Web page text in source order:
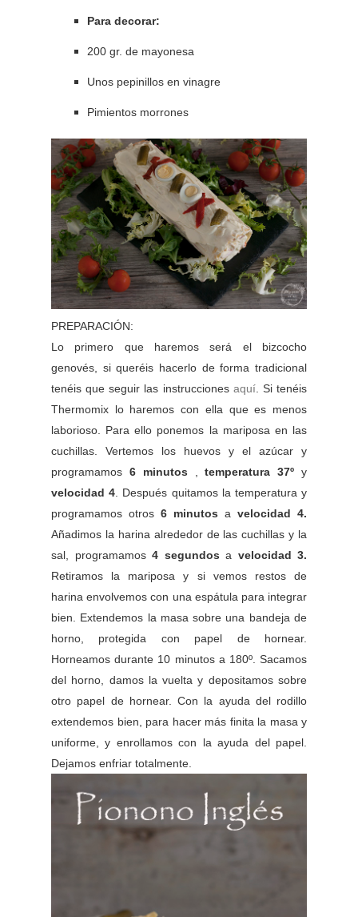
Para decorar:
200 gr. de mayonesa
Unos pepinillos en vinagre
Pimientos morrones
PREPARACIÓN:
Lo primero que haremos será el bizcocho
genovés, si queréis hacerlo de forma tradicional
tenéis que seguir las instrucciones aquí. Si tenéis
Thermomix lo haremos con ella que es menos
laborioso. Para ello ponemos la mariposa en las
cuchillas. Vertemos los huevos y el azúcar y
programamos 6 minutos ,temperatura 37º y
velocidad 4. Después quitamos la temperatura y
programamos otros 6 minutos a velocidad 4.
Añadimos la harina alrededor de las cuchillas y la
sal, programamos 4 segundos a velocidad 3.
Retiramos la mariposa y si vemos restos de
harina envolvemos con una espátula para integrar
bien. Extendemos la masa sobre una bandeja de
horno, protegida con papel de hornear.
Horneamos durante 10 minutos a 180º. Sacamos
del horno, damos la vuelta y depositamos sobre
otro papel de hornear. Con la ayuda del rodillo
extendemos bien, para hacer más finita la masa y
uniforme, y enrollamos con la ayuda del papel.
Dejamos enfriar totalmente.